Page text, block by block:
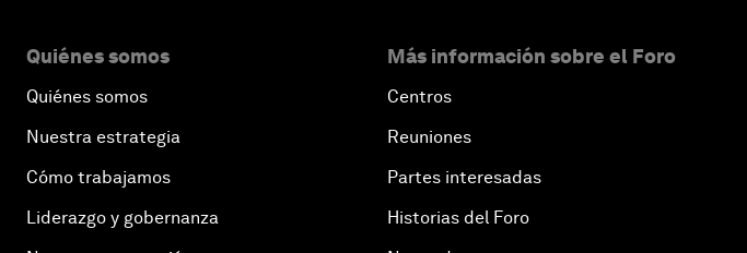
Quiénes somos
Quiénes somos
Nuestra estrategia
Cómo trabajamos
Liderazgo y gobernanza
Más información sobre el Foro
Centros
Reuniones
Partes interesadas
Historias del Foro